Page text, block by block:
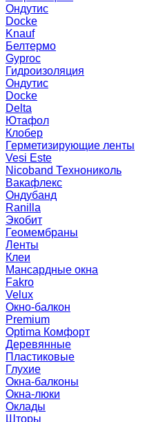
Ондутис
Docke
Knauf
Белтермо
Gyproc
Гидроизоляция
Ондутис
Docke
Delta
Ютафол
Клобер
Герметизирующие ленты
Vesi Este
Nicoband Технониколь
Вакафлекс
Ондубанд
Ranilla
Экобит
Геомембраны
Ленты
Клеи
Мансардные окна
Fakro
Velux
Окно-балкон
Premium
Optima Комфорт
Деревянные
Пластиковые
Глухие
Окна-балконы
Окна-люки
Оклады
Шторы